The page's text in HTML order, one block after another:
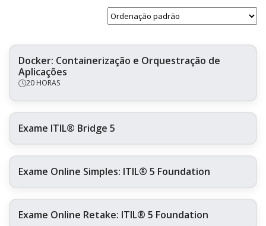
Docker: Containerização e Orquestração de
Aplicações
20 HORAS
Exame ITIL® Bridge 5
Exame Online Simples: ITIL® 5 Foundation
Exame Online Retake: ITIL® 5 Foundation